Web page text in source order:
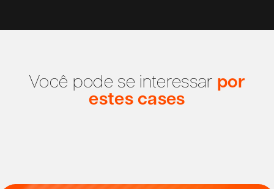
Você pode se interessar por
estes cases